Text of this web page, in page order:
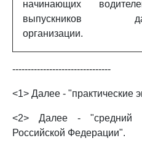
начинающих
выпускников
организации.
--------------------------------
<1> Далее - "практические
<2> Далее - "средний
Российской Федерации".